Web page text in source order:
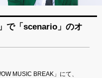
で「scenario」のオ
MUSIC BREAK」にて、